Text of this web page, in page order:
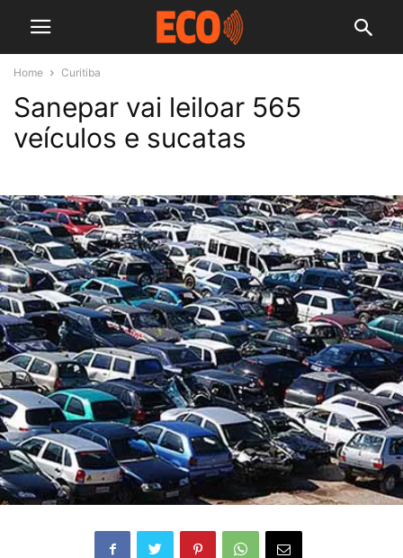
Home Curitiba
Sanepar vai leiloar 565
veículos e sucatas